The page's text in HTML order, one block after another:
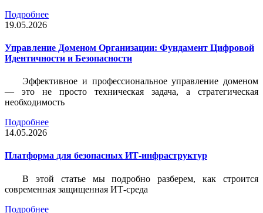
Подробнее
19.05.2026
Управление Доменом Организации: Фундамент Цифровой
Идентичности и Безопасности
Эффективное и профессиональное управление доменом
— это не просто техническая задача, а стратегическая
необходимость
Подробнее
14.05.2026
Платформа для безопасных ИТ-инфраструктур
В этой статье мы подробно разберем, как строится
современная защищенная ИТ-среда
Подробнее